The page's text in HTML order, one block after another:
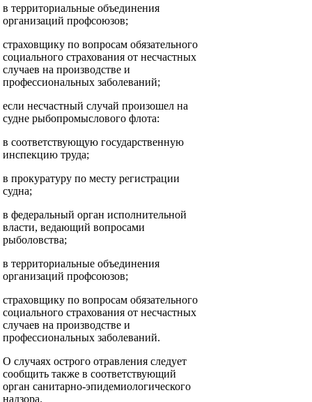
в территориальные объединения
организаций профсоюзов;
страховщику по вопросам обязательного
социального страхования от несчастных
случаев на производстве и
профессиональных заболеваний;
если несчастный случай произошел на
судне рыбопромыслового флота:
в соответствующую государственную
инспекцию труда;
в прокуратуру по месту регистрации
судна;
в федеральный орган исполнительной
власти, ведающий вопросами
рыболовства;
в территориальные объединения
организаций профсоюзов;
страховщику по вопросам обязательного
социального страхования от несчастных
случаев на производстве и
профессиональных заболеваний.
О случаях острого отравления следует
сообщить также в соответствующий
орган санитарно-эпидемиологического
надзора.